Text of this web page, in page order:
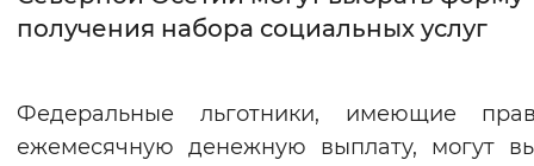
Интервал между буквами
получения набора социальных услуг
Федеральные льготники, имеющие
ежемесячную денежную выплату, могут